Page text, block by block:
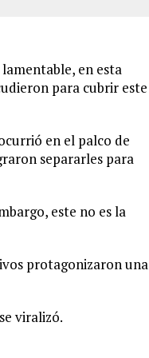
en esta
para cubrir este
en el palco de
separarles para
este no es la
protagonizaron una
viralizó.